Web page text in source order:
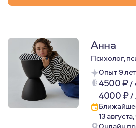
Являюсь автором и ведущей
Анна
Психолог,
Опыт 9 лет
4500₽/
4000₽/
13 августа,
Онлайн